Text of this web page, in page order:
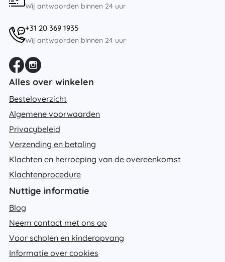
Wij antwoorden binnen 24 uur
+31 20 369 1935
Wij antwoorden binnen 24 uur
Alles over winkelen
Besteloverzicht
Algemene voorwaarden
Privacybeleid
Verzending en betaling
Klachten en herroeping van de overeenkomst
Klachtenprocedure
Nuttige informatie
Blog
Neem contact met ons op
Voor scholen en kinderopvang
Informatie over cookies